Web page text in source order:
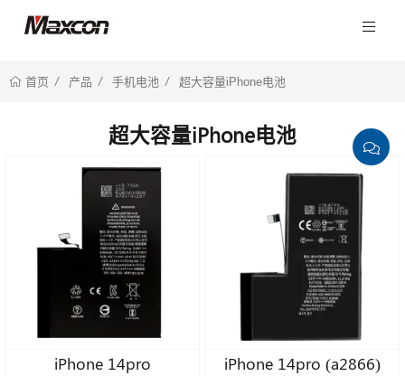
首页 产品 手机电池 超大容量iPhone电池
超大容量iPhone电池
iPhone 14pro
iPhone 14pro (a2866)